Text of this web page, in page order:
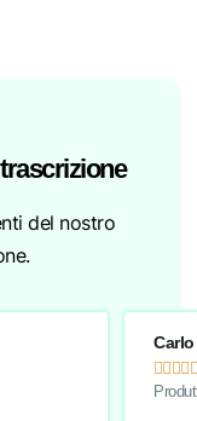
del nostro
Carlo
 